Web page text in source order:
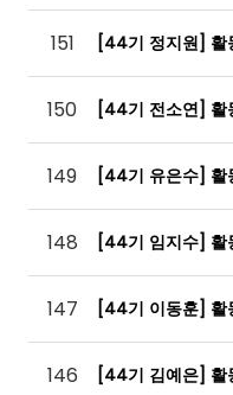
151 [44기 정지원]
150 [44기 전소연]
149 [44기 유은수]
148 [44기 임지수]
147 [44기 이동훈]
146 [44기 김예은]